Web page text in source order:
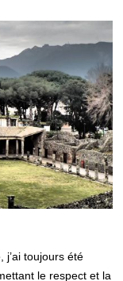
j’ai toujours été
le respect et la